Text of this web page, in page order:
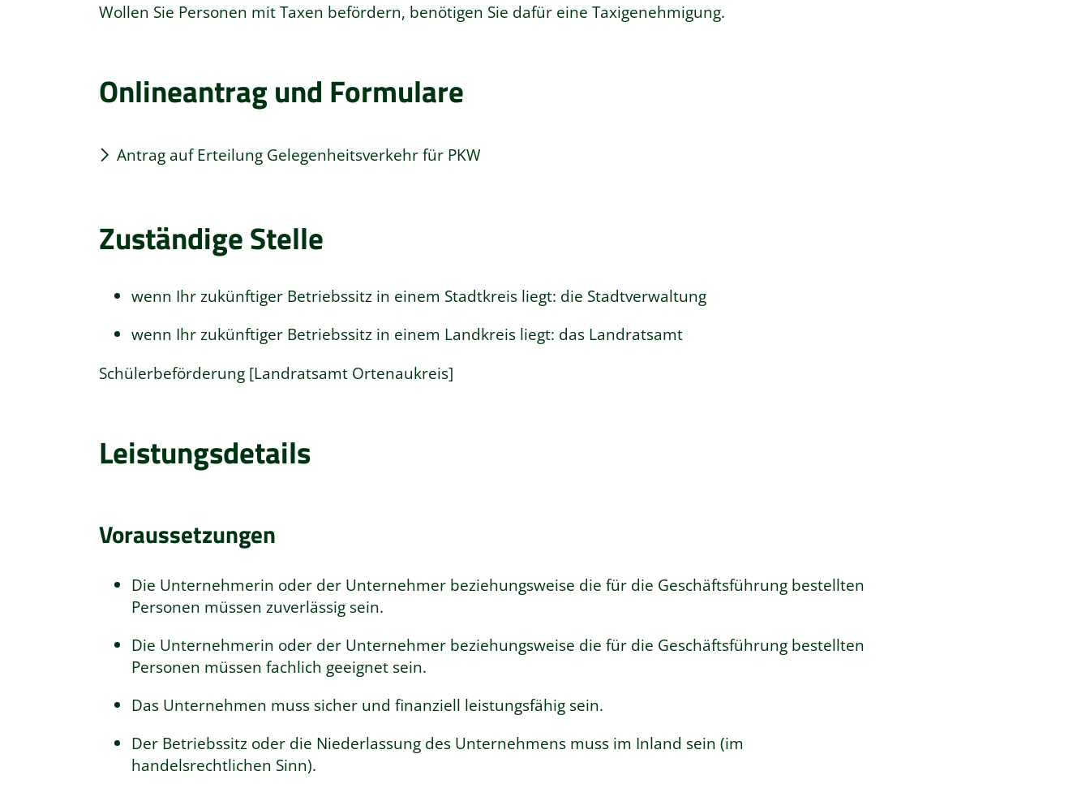
Wollen Sie Personen mit Taxen befördern, benötigen Sie dafür eine Taxigenehmigung.
Onlineantrag und Formulare
Antrag auf Erteilung Gelegenheitsverkehr für PKW
Zuständige Stelle
wenn Ihr zukünftiger Betriebssitz in einem Stadtkreis liegt: die Stadtverwaltung
wenn Ihr zukünftiger Betriebssitz in einem Landkreis liegt: das Landratsamt
Schülerbeförderung [Landratsamt Ortenaukreis]
Leistungsdetails
Voraussetzungen
Die Unternehmerin oder der Unternehmer beziehungsweise die für die Geschäftsführung bestellten
Personen müssen zuverlässig sein.
Die Unternehmerin oder der Unternehmer beziehungsweise die für die Geschäftsführung bestellten
Personen müssen fachlich geeignet sein.
Das Unternehmen muss sicher und finanziell leistungsfähig sein.
Der Betriebssitz oder die Niederlassung des Unternehmens muss im Inland sein (im
handelsrechtlichen Sinn).